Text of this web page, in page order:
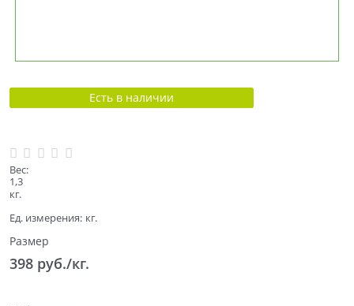
Есть в наличии
Вес:
1,3
кг.
Ед. измерения: кг.
Размер
398 руб./кг.